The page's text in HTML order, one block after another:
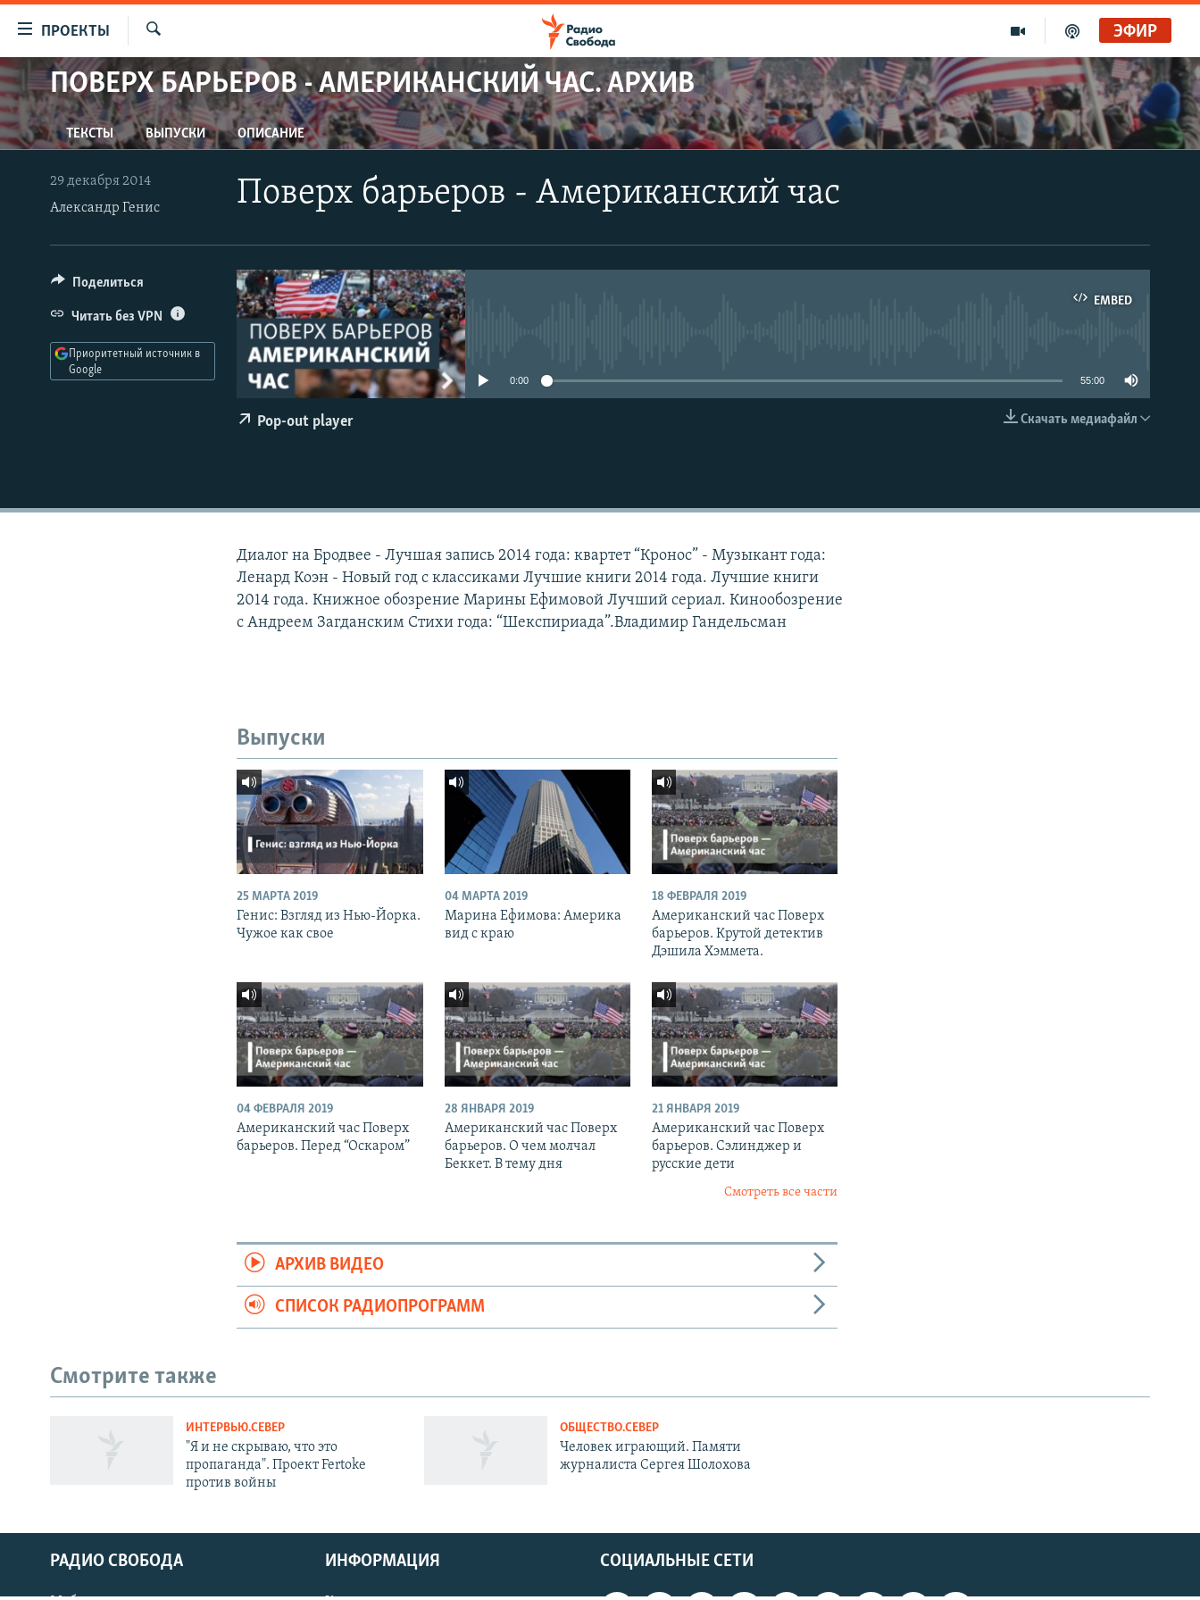
упрощенного
доступа
Вернуться
к
основному
содержанию
навигации
Вернутся
ПРОЕКТЫ
ПРОГРАММЫ
ПОДКАСТЫ
АВТОРСКИЕ ПРОЕКТЫ
ЦИТАТЫ СВОБОДЫ
МНЕНИЯ
КУЛЬТУРА
IDEL.РЕАЛИИ
КАВКАЗ.РЕАЛИИ
СЕВЕР.РЕАЛИИ
СИБИРЬ.РЕАЛИИ
Все сайты РСЕ/РС
Искать
ЭФИР
ПОВЕРХ БАРЬЕРОВ - АМЕРИКАНСКИЙ ЧАС. АРХИВ
ТЕКСТЫ ВЫПУСКИ ОПИСАНИЕ
Поверх барьеров - Американский час
29 декабря 2014
Александр Генис
EMBED
EMBED
0:00 55:00
Скачать медиафайл
Pop-out player
Поделиться
Читать без VPN
Приоритетный источник в
Google
Диалог на Бродвее - Лучшая запись 2014 года: квартет “Кронос” - Музыкант года:
Ленард Коэн - Новый год с классиками Лучшие книги 2014 года. Лучшие книги
2014 года. Книжное обозрение Марины Ефимовой Лучший сериал. Кинообозрение
с Андреем Загданским Стихи года: “Шекспириада”.Владимир Гандельсман
Выпуски
25 МАРТА 2019
Генис: Взгляд из Нью-Йорка.
Чужое как свое
04 МАРТА 2019
Марина Ефимова: Америка
вид с краю
18 ФЕВРАЛЯ 2019
Американский час Поверх
барьеров. Крутой детектив
Дэшила Хэммета.
04 ФЕВРАЛЯ 2019
Американский час Поверх
барьеров. Перед “Оскаром”
28 ЯНВАРЯ 2019
Американский час Поверх
барьеров. О чем молчал
Беккет. В тему дня
21 ЯНВАРЯ 2019
Американский час Поверх
барьеров. Сэлинджер и
русские дети
Смотреть все части
АРХИВ ВИДЕО
СПИСОК РАДИОПРОГРАММ
Смотрите также
ИНТЕРВЬЮ.СЕВЕР
"Я и не скрываю, что это
пропаганда". Проект Fertoke
против войны
ОБЩЕСТВО.СЕВЕР
Человек играющий. Памяти
журналиста Сергея Шолохова
СОЦИАЛЬНЫЕ СЕТИ
РАДИО СВОБОДА ИНФОРМАЦИЯ